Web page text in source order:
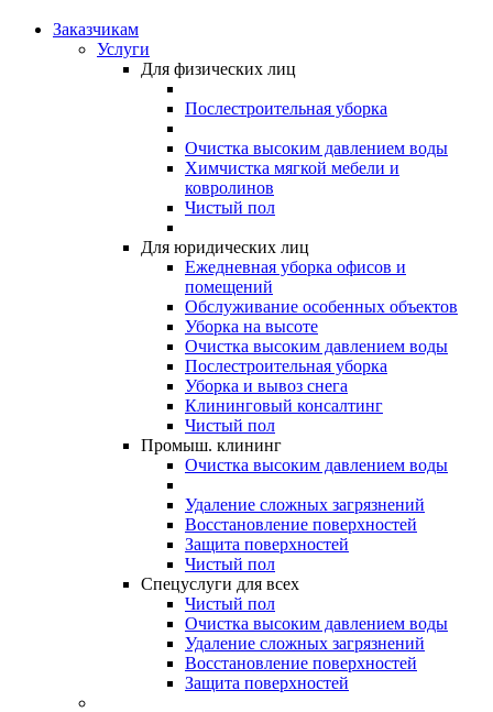
Заказчикам
Услуги
Для физических лиц
Послестроительная уборка
Очистка высоким давлением воды
Химчистка мягкой мебели и
ковролинов
Чистый пол
Для юридических лиц
Ежедневная уборка офисов и
помещений
Обслуживание особенных объектов
Уборка на высоте
Очистка высоким давлением воды
Послестроительная уборка
Уборка и вывоз снега
Клининговый консалтинг
Чистый пол
Промыш. клининг
Очистка высоким давлением воды
Удаление сложных загрязнений
Восстановление поверхностей
Защита поверхностей
Чистый пол
Спецуслуги для всех
Чистый пол
Очистка высоким давлением воды
Удаление сложных загрязнений
Восстановление поверхностей
Защита поверхностей